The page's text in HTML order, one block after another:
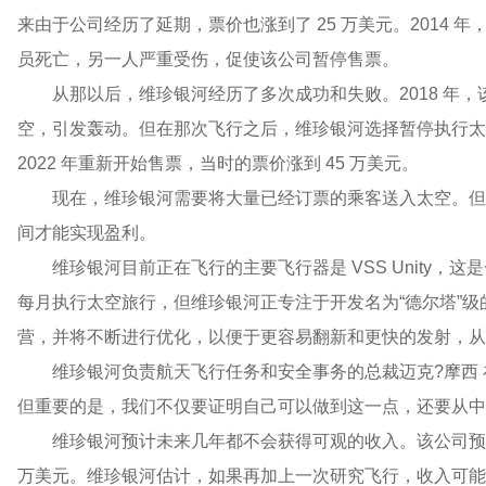
来由于公司经历了延期，票价也涨到了 25 万美元。2014 年
员死亡，另一人严重受伤，促使该公司暂停售票。
从那以后，维珍银河经历了多次成功和失败。2018 年
空，引发轰动。但在那次飞行之后，维珍银河选择暂停执行
2022 年重新开始售票，当时的票价涨到 45 万美元。
现在，维珍银河需要将大量已经订票的乘客送入太空。
间才能实现盈利。
维珍银河目前正在飞行的主要飞行器是 VSS Unity，这
每月执行太空旅行，但维珍银河正专注于开发名为“德尔塔”
营，并将不断进行优化，以便于更容易翻新和更快的发射，
维珍银河负责航天飞行任务和安全事务的总裁迈克?摩
但重要的是，我们不仅要证明自己可以做到这一点，还要从
维珍银河预计未来几年都不会获得可观的收入。该公司
万美元。维珍银河估计，如果再加上一次研究飞行，收入可